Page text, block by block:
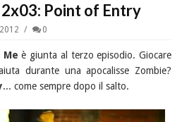
Point of Entry
0
Me è giunta al terzo episodio. Giocare
durante una apocalisse Zombie?
... come sempre dopo il salto.